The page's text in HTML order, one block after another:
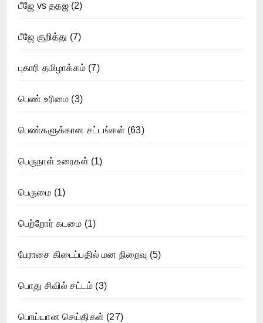
பீஜே vs ததஜ(2)
பீஜே குறித்து (7)
புகாரி தமிழாக்கம் (7)
பெண் உரிமை (3)
பெண்களுக்கான சட்டங்கள் (63)
பெருநாள் உரைகள் (1)
பெருமை (1)
பெற்றோர் கடமை (1)
பேராசை கிடைப்பதில் மன நிறைவு (5)
பொது சிவில் சட்டம் (3)
பொய்யான செய்திகள் (27)